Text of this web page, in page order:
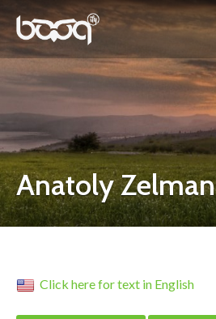
Anatoly Zelman
Click here for text in English